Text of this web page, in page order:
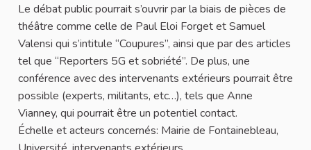
Le débat public pourrait s’ouvrir par la biais de pièces de
théâtre comme celle de Paul Eloi Forget et Samuel
Valensi qui s’intitule “Coupures”, ainsi que par des articles
tel que “Reporters 5G et sobriété”. De plus, une
conférence avec des intervenants extérieurs pourrait être
possible (experts, militants, etc…), tels que Anne
Vianney, qui pourrait être un potentiel contact.
Échelle et acteurs concernés: Mairie de Fontainebleau,